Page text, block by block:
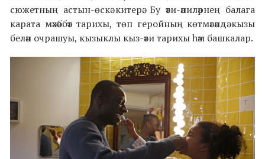
сюжетның астын-өскә китерә. Бу әти-әниләрнең балага
карата мәхәббәт тарихы, төп геройның көтмәгәндә кызы
белән очрашуы, кызыклы кыз-әти тарихы һәм башкалар.